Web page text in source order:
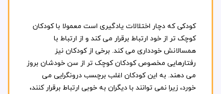
کودکی که دچار اختلالات یادگیری است معمولا با کودکان
کوچک تر از خود ارتباط برقرار می کند و از ارتباط با
همسالانش خودداری می کند. برخی از کودکان نیز
رفتارهایی مخصوص کودکان کوچک تر از سن خودشان بروز
می دهند. به این کودکان اغلب برچسب درونگرایی می
خورد، زیرا نمی توانند با دیگران به خوبی ارتباط برقرار کنند،